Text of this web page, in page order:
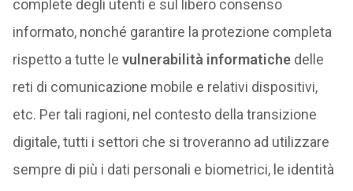
complete degli utenti e sul libero consenso
informato, nonché garantire la protezione completa
rispetto a tutte le vulnerabilità informatichedelle
reti di comunicazione mobile e relativi dispositivi,
etc. Per tali ragioni, nel contesto della transizione
digitale, tutti i settori che si troveranno ad utilizzare
sempre di più i dati personali e biometrici, le identità